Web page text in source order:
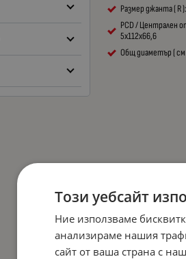
Размер джанта ( R
PCD / Централен
5x112x66,6
Общ диаметър ( см
Този уебсайт
Ние използваме
анализираме нашия
сайт от ваша страна с